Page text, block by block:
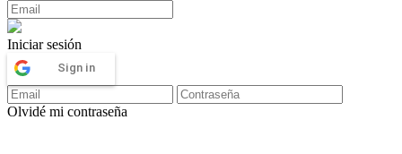
Iniciar sesión
Sign in
Olvidé mi contraseña